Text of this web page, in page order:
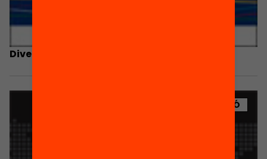
Diversitat cultural i exclusió escolar
PUBLICACIÓ